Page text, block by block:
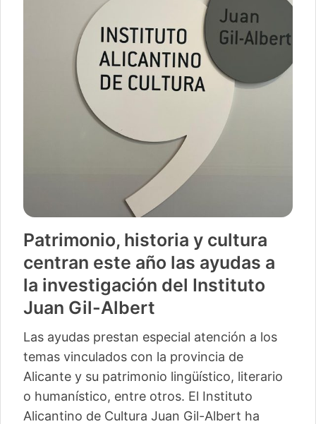
Vuelve «Cultura-500» con
actividades para 13 pequeños
municipios más
La segunda edición de este ciclo del Instituto
Alicantino de Cultura Juan Gil-Albert
comienza este sábado en Camp de Mirra
con un taller de percusión de Pakito Baeza
La segunda edición del ciclo ‘Cultura -500’
del Instituto Alicantino de Cultura Juan Gil-